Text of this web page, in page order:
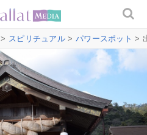
> スピリチュアル > パワースポット >